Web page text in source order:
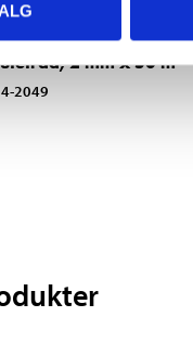
2 mm x 50 m
2049